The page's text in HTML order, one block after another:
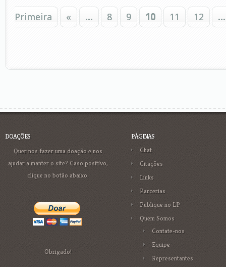
Primeira « ... 8 9 10 11 12 ...
DOAÇÕES
Quer nos fazer uma doação e nos
ajudar a manter o site? Caso positivo,
clique no botão abaixo.
Obrigado!
PÁGINAS
Chat
Citações
Links
Parcerias
Publique no LP
Quem Somos
Contate-nos
Equipe
Representantes